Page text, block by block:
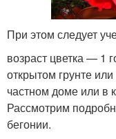
При этом следует
возраст цветка — 1
открытом грунте
частном доме или в
Рассмотрим
бегонии.